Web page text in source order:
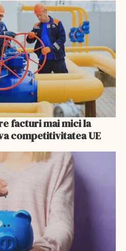
facturi mai mici la
competitivitatea UE